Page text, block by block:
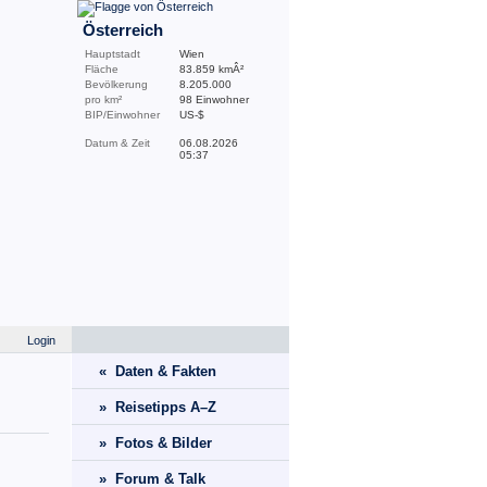
Österreich
Hauptstadt
Wien
Fläche
83.859 kmÂ²
Bevölkerung
8.205.000
pro km²
98 Einwohner
BIP/Einwohner
US-$
Datum & Zeit
06.08.2026
05:37
Login
« Daten & Fakten
» Reisetipps A–Z
» Fotos & Bilder
» Forum & Talk